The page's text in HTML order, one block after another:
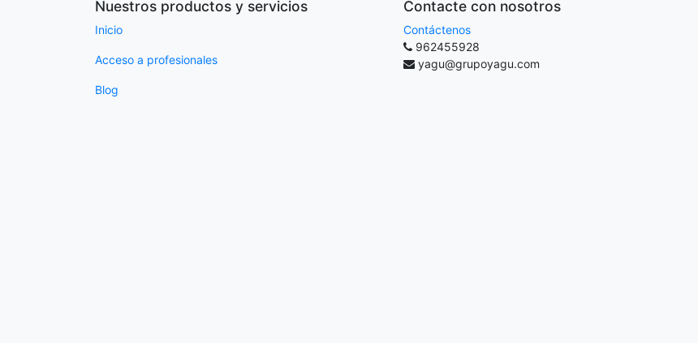
Nuestros productos y servicios
Inicio
Acceso a profesionales
Blog
Contacte con nosotros
Contáctenos
962455928
yagu@grupoyagu.com